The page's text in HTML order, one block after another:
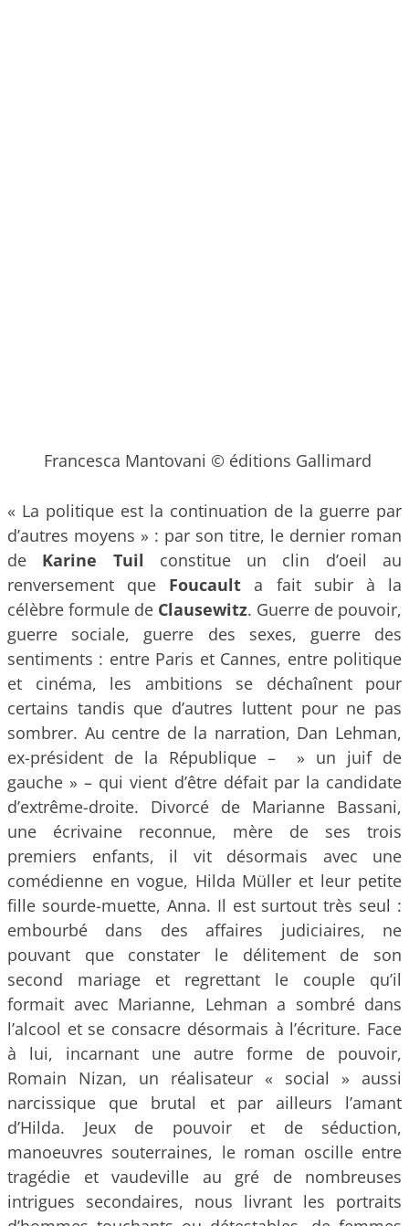
Francesca Mantovani © éditions Gallimard
« La politique est la continuation de la guerre par
d’autres moyens » : par son titre, le dernier roman
de Karine Tuil constitue un clin d’oeil au
renversement que Foucaulta fait subir à la
célèbre formule de Clausewitz. Guerre de pouvoir,
guerre sociale, guerre des sexes, guerre des
sentiments : entre Paris et Cannes, entre politique
et cinéma, les ambitions se déchaînent pour
certains tandis que d’autres luttent pour ne pas
sombrer. Au centre de la narration, Dan Lehman,
ex-président de la République – » un juif de
gauche » – qui vient d’être défait par la candidate
d’extrême-droite. Divorcé de Marianne Bassani,
une écrivaine reconnue, mère de ses trois
premiers enfants, il vit désormais avec une
comédienne en vogue, Hilda Müller et leur petite
fille sourde-muette, Anna. Il est surtout très seul :
embourbé dans des affaires judiciaires, ne
pouvant que constater le délitement de son
second mariage et regrettant le couple qu’il
formait avec Marianne, Lehman a sombré dans
l’alcool et se consacre désormais à l’écriture. Face
à lui, incarnant une autre forme de pouvoir,
Romain Nizan, un réalisateur « social » aussi
narcissique que brutal et par ailleurs l’amant
d’Hilda. Jeux de pouvoir et de séduction,
manoeuvres souterraines, le roman oscille entre
tragédie et vaudeville au gré de nombreuses
intrigues secondaires, nous livrant les portraits